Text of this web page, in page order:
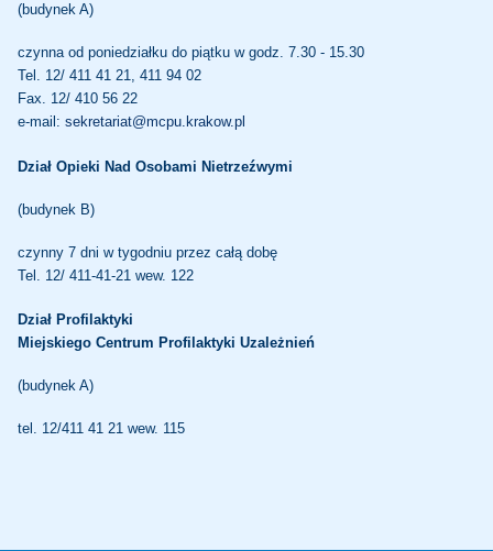
(budynek A)
czynna od poniedziałku do piątku w godz. 7.30 - 15.30
Tel. 12/ 411 41 21, 411 94 02
Fax. 12/ 410 56 22
e-mail: sekretariat@mcpu.krakow.pl
Dział Opieki Nad Osobami Nietrzeźwymi
(budynek B)
czynny 7 dni w tygodniu przez całą dobę
Tel. 12/ 411-41-21 wew. 122
Dział Profilaktyki
Miejskiego Centrum Profilaktyki Uzależnień
(budynek A)
tel. 12/411 41 21 wew. 115